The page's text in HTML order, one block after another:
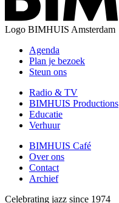
Logo BIMHUIS Amsterdam
Agenda
Plan je bezoek
Steun ons
Radio & TV
BIMHUIS Productions
Educatie
Verhuur
BIMHUIS Café
Over ons
Contact
Archief
Celebrating jazz since 1974